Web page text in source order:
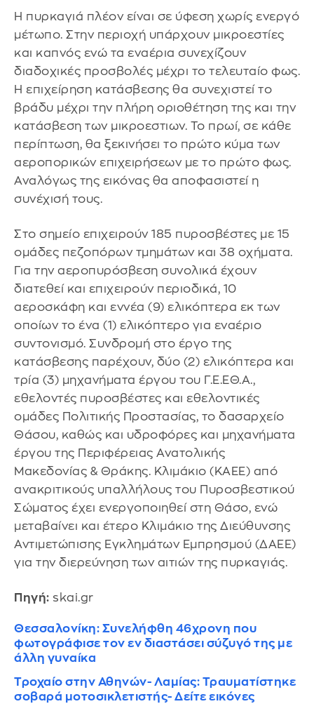
Η πυρκαγιά πλέον είναι σε ύφεση χωρίς ενεργό
μέτωπο. Στην περιοχή υπάρχουν μικροεστίες
και καπνός ενώ τα εναέρια συνεχίζουν
διαδοχικές προσβολές μέχρι το τελευταίο φως.
Η επιχείρηση κατάσβεσης θα συνεχιστεί το
βράδυ μέχρι την πλήρη οριοθέτηση της και την
κατάσβεση των μικροεστιων. Το πρωί, σε κάθε
περίπτωση, θα ξεκινήσει το πρώτο κύμα των
αεροπορικών επιχειρήσεων με το πρώτο φως.
Αναλόγως της εικόνας θα αποφασιστεί η
συνέχισή τους.
Στο σημείο επιχειρούν 185 πυροσβέστες με 15
ομάδες πεζοπόρων τμημάτων και 38 οχήματα.
Για την αεροπυρόσβεση συνολικά έχουν
διατεθεί και επιχειρούν περιοδικά, 10
αεροσκάφη και εννέα (9) ελικόπτερα εκ των
οποίων το ένα (1) ελικόπτερο για εναέριο
συντονισμό. Συνδρομή στο έργο της
κατάσβεσης παρέχουν, δύο (2) ελικόπτερα και
τρία (3) μηχανήματα έργου του Γ.Ε.ΕΘ.Α.,
εθελοντές πυροσβέστες και εθελοντικές
ομάδες Πολιτικής Προστασίας, το δασαρχείο
Θάσου, καθώς και υδροφόρες και μηχανήματα
έργου της Περιφέρειας Ανατολικής
Μακεδονίας & Θράκης. Κλιμάκιο (ΚΑΕΕ) από
ανακριτικούς υπαλλήλους του Πυροσβεστικού
Σώματος έχει ενεργοποιηθεί στη Θάσο, ενώ
μεταβαίνει και έτερο Κλιμάκιο της Διεύθυνσης
Αντιμετώπισης Εγκλημάτων Εμπρησμού (ΔΑΕΕ)
για την διερεύνηση των αιτιών της πυρκαγιάς.
Πηγή: skai.gr
Θεσσαλονίκη: Συνελήφθη 46χρονη που
φωτογράφισε τον εν διαστάσει σύζυγό της με
άλλη γυναίκα
Τροχαίο στην Αθηνών- Λαμίας: Τραυματίστηκε
σοβαρά μοτοσικλετιστής- Δείτε εικόνες